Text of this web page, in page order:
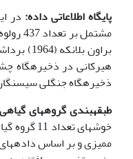
پایگاه اطلاعاتی داده: در
ذخیره­گاه جنگلی سی­سنگان تا 175 متر از سطح دریا در منطقه فریم
طبقه­بندی گروه­های
خوشه­ای